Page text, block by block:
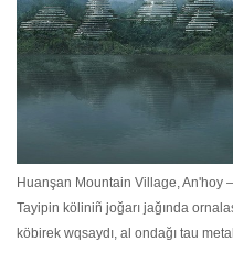
Huanşan Mountain Village, An'hoy
Tayipin köliniñ joğarı jağında
köbirek wqsaydı, al ondağı tau